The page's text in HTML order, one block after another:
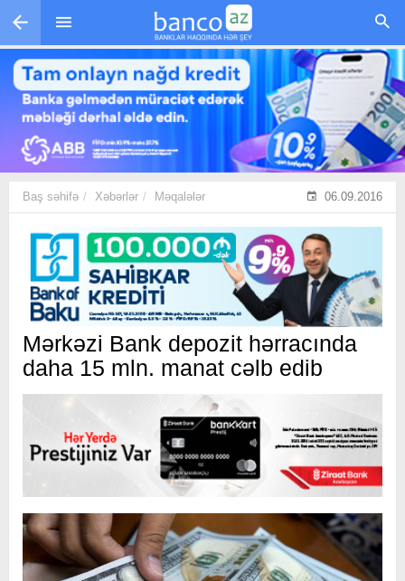
Skip to main content
Baş səhifə Xəbərlər Məqalələr 06.09.2016
Mərkəzi Bank depozit hərracında
daha 15 mln. manat cəlb edib